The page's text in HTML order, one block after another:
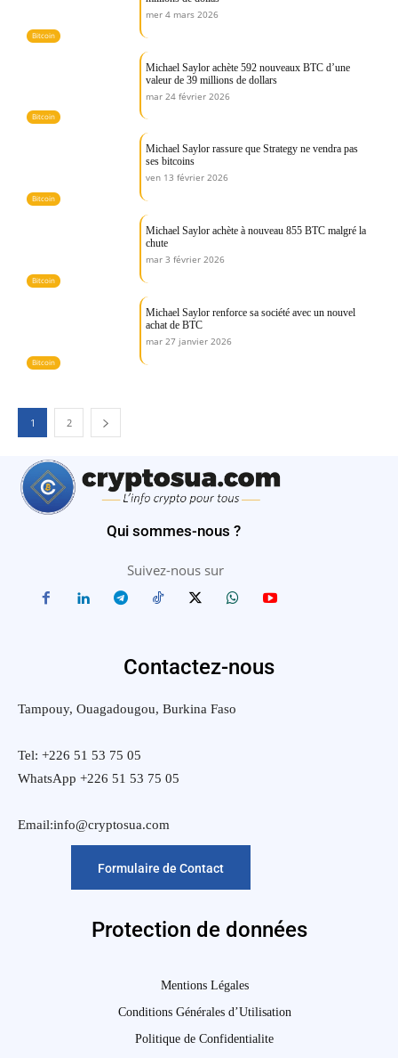
Bitcoin
mer 4 mars 2026
Bitcoin
Michael Saylor achète 592 nouveaux BTC d’une
valeur de 39 millions de dollars
mar 24 février 2026
Bitcoin
Michael Saylor rassure que Strategy ne vendra pas
ses bitcoins
ven 13 février 2026
Bitcoin
Michael Saylor achète à nouveau 855 BTC malgré la
chute
mar 3 février 2026
Bitcoin
Michael Saylor renforce sa société avec un nouvel
achat de BTC
mar 27 janvier 2026
1 2
Qui sommes-nous ?
Suivez-nous sur
Contactez-nous
Tampouy, Ouagadougou, Burkina Faso
Tel: +226 51 53 75 05
WhatsApp +226 51 53 75 05
Email:info@cryptosua.com
Formulaire de Contact
Protection de données
Mentions Légales
Conditions Générales d’Utilisation
Politique de Confidentialite